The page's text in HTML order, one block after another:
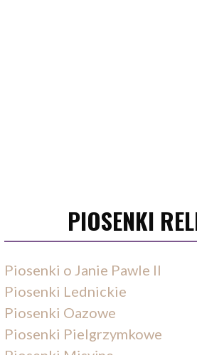
PIOSENKI
Piosenki o Janie Pawle II
Piosenki Lednickie
Piosenki Oazowe
Piosenki Pielgrzymkowe